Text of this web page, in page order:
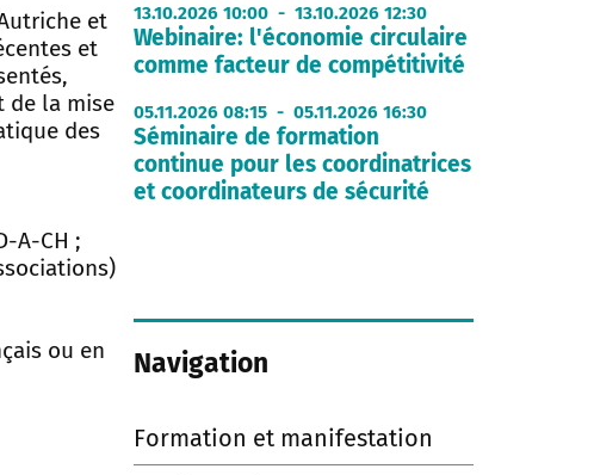
et
et
de la mise
des
A-CH ;
ou en
13.10.2026 10:00 - 13.10.2026 12:30
Webinaire: l'économie circulaire
comme facteur de compétitivité
05.11.2026 08:15 - 05.11.2026 16:30
Séminaire de formation
continue pour les coordinatrices
et coordinateurs de sécurité
Navigation
Formation et manifestation